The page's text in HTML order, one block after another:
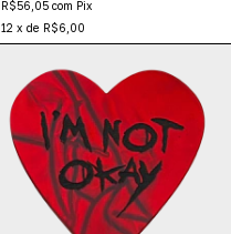
R$56,05 com Pix
12 x de R$6,00